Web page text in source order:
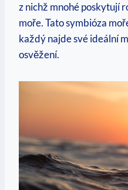
z nichž mnohé poskytují
moře. Tato symbióza
každý najde své ideální
osvěžení.